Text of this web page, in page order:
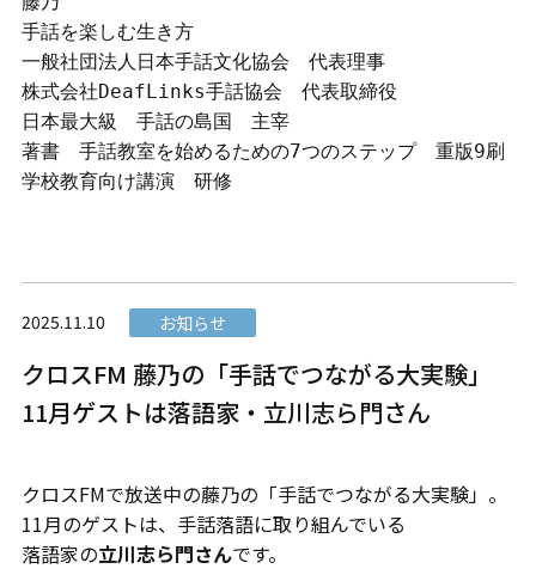
手話を楽しむ生き方
一般社団法人日本手話文化協会　代表理事
株式会社DeafLinks手話協会　代表取締役
日本最大級　手話の島国　主宰
著書　手話教室を始めるための7つのステップ　重版9刷
学校教育向け講演　研修
2025.11.10 お知らせ
クロスFM 藤乃の「手話でつながる大実験」
11月ゲストは落語家・立川志ら門さん
クロスFMで放送中の藤乃の「手話でつながる大実験」。
11月のゲストは、手話落語に取り組んでいる
落語家の立川志ら門さんです。